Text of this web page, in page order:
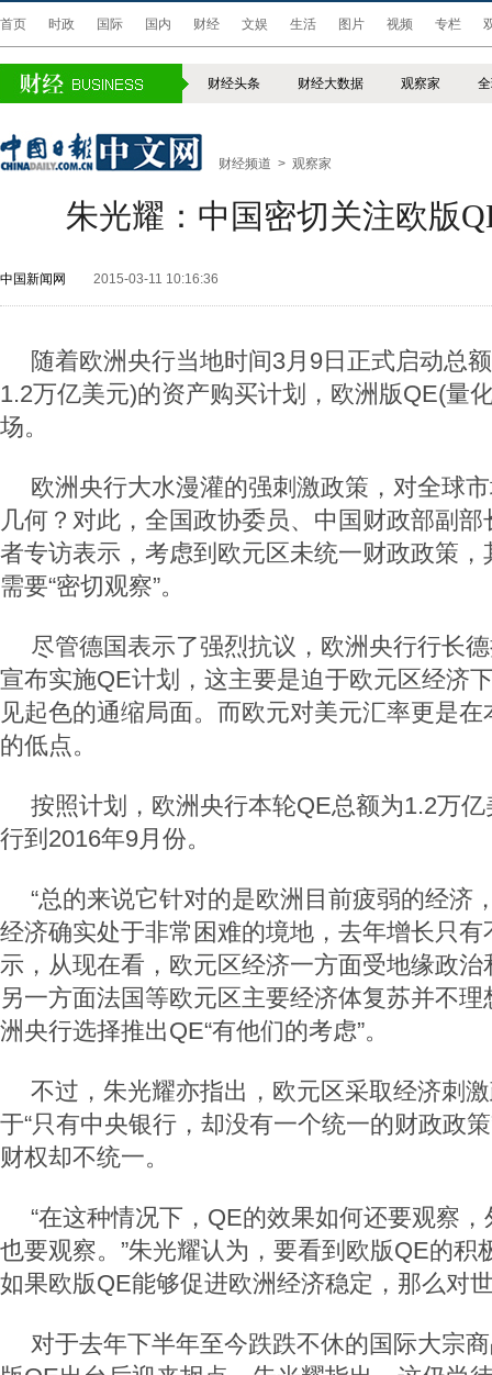
首页 时政 国际 国内 财经 文娱 生活 图片 视频 专栏
财经头条 财经大数据 观察家
财经频道 > 观察家
朱光耀：中国密切关注欧版
中国新闻网 2015-03-11 10:16:36
随着欧洲央行当地时间3月9日正式启动总
1.2万亿美元)的资产购买计划，欧洲版QE(量
场。
欧洲央行大水漫灌的强刺激政策，对全球
几何？对此，全国政协委员、中国财政部副
者专访表示，考虑到欧元区未统一财政政策
需要“密切观察”。
尽管德国表示了强烈抗议，欧洲央行行长
宣布实施QE计划，这主要是迫于欧元区经济
见起色的通缩局面。而欧元对美元汇率更是
的低点。
按照计划，欧洲央行本轮QE总额为1.2万
行到2016年9月份。
“总的来说它针对的是欧洲目前疲弱的经济
经济确实处于非常困难的境地，去年增长只有
示，从现在看，欧元区经济一方面受地缘政
另一方面法国等欧元区主要经济体复苏并不
洲央行选择推出QE“有他们的考虑”。
不过，朱光耀亦指出，欧元区采取经济刺
于“只有中央银行，却没有一个统一的财政政
财权却不统一。
“在这种情况下，QE的效果如何还要观察
也要观察。”朱光耀认为，要看到欧版QE的积
如果欧版QE能够促进欧洲经济稳定，那么对
对于去年下半年至今跌跌不休的国际大宗